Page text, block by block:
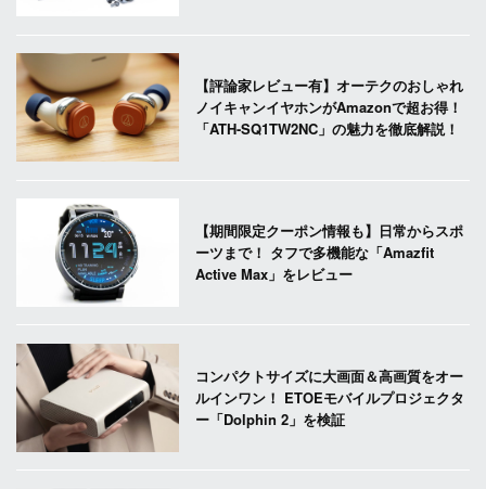
【評論家レビュー有】オーテクのおしゃれ
ノイキャンイヤホンがAmazonで超お得！
「ATH-SQ1TW2NC」の魅力を徹底解説！
【期間限定クーポン情報も】日常からスポ
ーツまで！ タフで多機能な「Amazfit
Active Max」をレビュー
コンパクトサイズに大画面＆高画質をオー
ルインワン！ ETOEモバイルプロジェクタ
ー「Dolphin 2」を検証